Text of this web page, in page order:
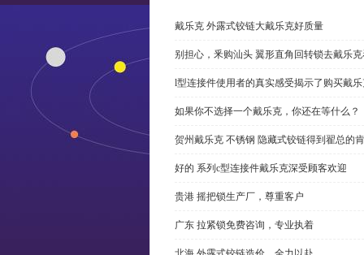
戴乐克 外露式铰链大戴乐克好质量
别担心，釆购汕头 翼形直角回转锁去戴乐
l型连接件使用者的真实感受揭示了购买戴
如果你不选择一个戴乐克，你还在等什么？
贺州戴乐克 不锈钢 隐藏式铰链得到翟总的
好的 系列c型连接件戴乐克深受顾客欢迎
贵港 摇把锁生产厂，尊重客户
广东 拉紧锁免费咨询，专业执着